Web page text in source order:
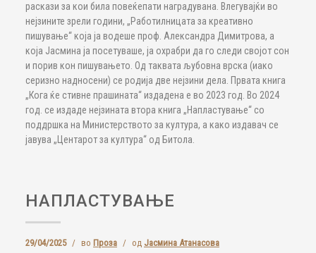
раскази за кои била повеќепати наградувана. Влегувајќи во
нејзините зрели години, „Работилницата за креативно
пишување“ која ја водеше проф. Александра Димитрова, а
која Јасмина ја посетуваше, ја охрабри да го следи својот сон
и порив кон пишувањето. Од таквата љубовна врска (иако
серизно надносени) се родија две нејзини дела. Првата книга
„Кога ќе стивне прашината“ издадена е во 2023 год. Во 2024
год. се издаде нејзината втора книга „Напластување“ со
поддршка на Министерството за култура, а како издавач се
јавува „Центарот за култура“ од Битола.
НАПЛАСТУВАЊЕ
29/04/2025 / во Проза / од Јасмина Атанасова